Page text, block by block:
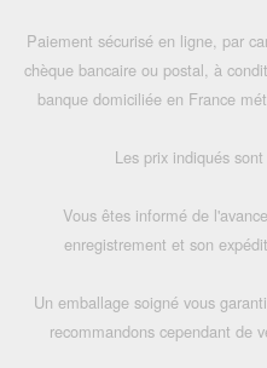
Paiement sécurisé en ligne, par
chèque bancaire ou postal, à
banque domiciliée en France
Les prix indiqués
Vous êtes informé de
enregistrement et son
Un emballage soigné vous
recommandons cependant de